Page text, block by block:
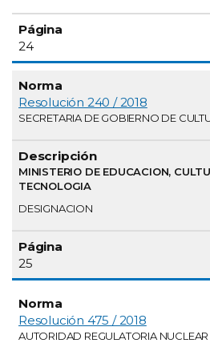
24
Resolución 240 / 2018
SECRETARIA DE GOBIERNO DE
MINISTERIO DE EDUCACION,
TECNOLOGIA
DESIGNACION
25
Resolución 475 / 2018
AUTORIDAD REGULATORIA NUCLEAR